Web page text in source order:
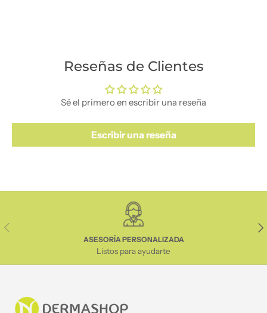
Reseñas de Clientes
Sé el primero en escribir una reseña
Escribir una reseña
Anterior
ASESORÍA PERSONALIZADA
Listos para ayudarte